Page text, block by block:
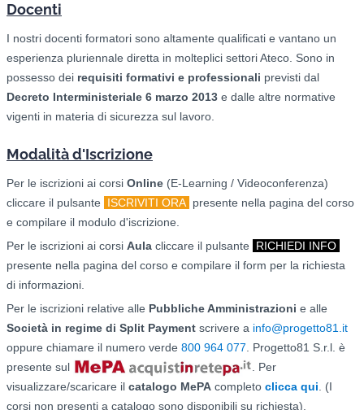
Docenti
I nostri docenti formatori sono altamente qualificati e vantano un
esperienza pluriennale diretta in molteplici settori Ateco. Sono in
possesso dei requisiti formativi e professionali previsti dal
Decreto Interministeriale 6 marzo 2013 e dalle altre normative
vigenti in materia di sicurezza sul lavoro.
Modalità d'Iscrizione
Per le iscrizioni ai corsi Online (E-Learning / Videoconferenza)
cliccare il pulsante
ISCRIVITI ORA presente nella pagina del corso
e compilare il modulo d'iscrizione.
Per le iscrizioni ai corsi Aula cliccare il pulsante
RICHIEDI INFO
presente nella pagina del corso e compilare il form per la richiesta
di informazioni.
Per le iscrizioni relative alle Pubbliche Amministrazioni e alle
Società in regime di Split Payment scrivere a info@progetto81.it
oppure chiamare il numero verde 800 964 077. Progetto81 S.r.l. è
presente sul
. Per
visualizzare/scaricare il catalogo MePA completo clicca qui. (I
corsi non presenti a catalogo sono disponibili su richiesta).